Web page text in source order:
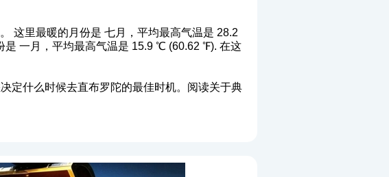
这里最暖的月份是 七月，平均最高气温是 28.2
一月，平均最高气温是 15.9 ℃ (60.62 ℉). 在这
定什么时候去直布罗陀的最佳时机。阅读关于典